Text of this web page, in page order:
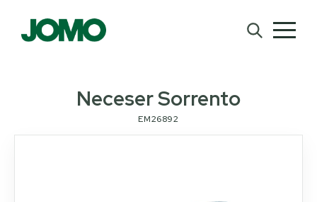
Neceser Sorrento
EM26892